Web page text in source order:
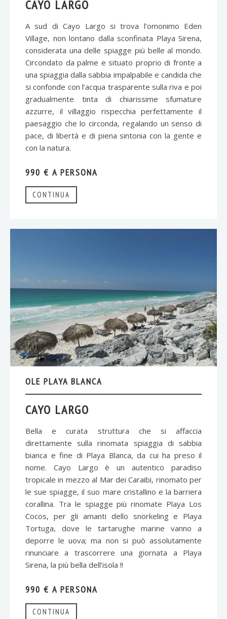
CAYO LARGO
A sud di Cayo Largo si trova l’omonimo Eden
Village, non lontano dalla sconfinata Playa Sirena,
considerata una delle spiagge più belle al mondo.
Circondato da palme e situato proprio di fronte a
una spiaggia dalla sabbia impalpabile e candida che
si confonde con l’acqua trasparente sulla riva e poi
gradualmente tinta di chiarissime sfumature
azzurre, il villaggio rispecchia perfettamente il
paesaggio che lo circonda, regalando un senso di
pace, di libertà e di piena sintonia con la gente e
con la natura.
990 € A PERSONA
CONTINUA
OLE PLAYA BLANCA
CAYO LARGO
Bella e curata struttura che si affaccia
direttamente sulla rinomata spiaggia di sabbia
bianca e fine di Playa Blanca, da cui ha preso il
nome. Cayo Largo è un autentico paradiso
tropicale in mezzo al Mar dei Caraibi, rinomato per
le sue spiagge, il suo mare cristallino e la barriera
corallina. Tra le spiagge più rinomate Playa Los
Cocos, per gli amanti dello snorkeling e Playa
Tortuga, dove le tartarughe marine vanno a
deporre le uova; ma non si può assolutamente
rinunciare a trascorrere una giornata a Playa
Sirena, la più bella dell’isola !!
990 € A PERSONA
CONTINUA